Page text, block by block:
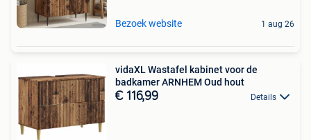
Bezoek website 1 aug 26
vidaXL Wastafel kabinet voor de
badkamer ARNHEM Oud hout
€ 116,99 Details